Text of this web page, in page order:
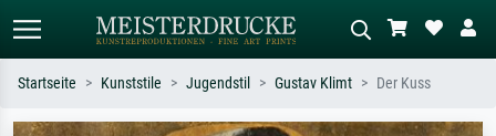
Standardsuche KI-Bildersuche
Startseite Kunststile Jugendstil Gustav Klimt Der Kuss